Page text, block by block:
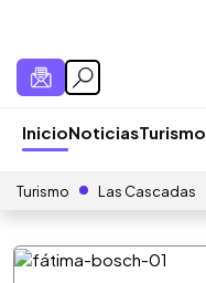
InicioNoticiasTurismo
Turismo Las Cascadas